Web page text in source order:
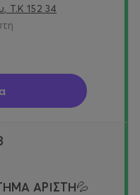
Τ.Κ 152 34
ΑΡΙΣΤΗ💦